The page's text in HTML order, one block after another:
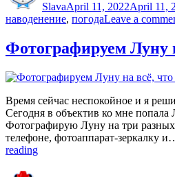
2022
года”
SlavaApril 11, 2022April 11,
наводенение, погодаLeave a
Фотографируем Луну
Время сейчас неспокойное и я
Сегодня в объектив ко мне попала
Фотографирую Луну на три разных
телефоне, фотоаппарат-зеркалку
reading“Фотографируем